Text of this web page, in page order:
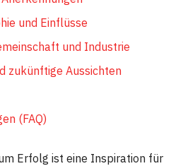
und Einflüsse
und Industrie
zukünftige Aussichten
(FAQ)
Erfolg ist eine Inspiration für